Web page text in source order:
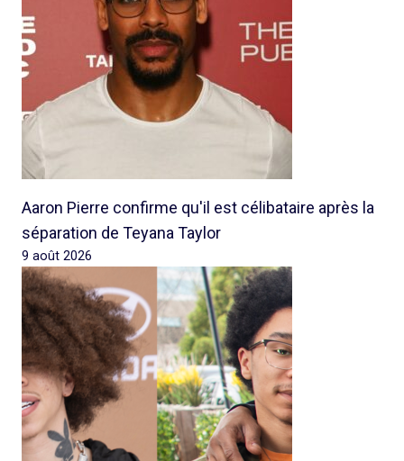
Aaron Pierre confirme qu'il est célibataire après la
séparation de Teyana Taylor
9 août 2026